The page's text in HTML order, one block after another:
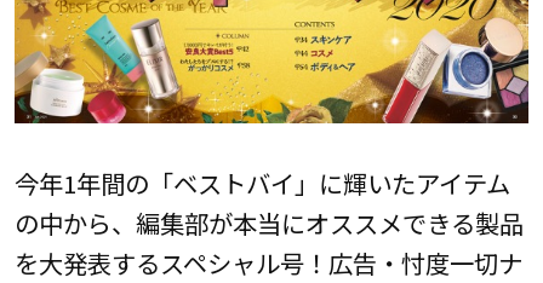
今年1年間の「ベストバイ」に輝いたアイテム
の中から、編集部が本当にオススメできる製品
を大発表するスペシャル号！広告・忖度一切ナ